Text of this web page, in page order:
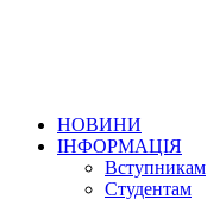
НОВИНИ
ІНФОРМАЦІЯ
Вступникам
Студентам